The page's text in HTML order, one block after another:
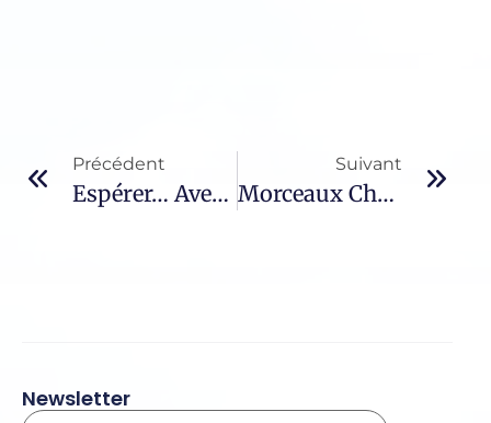
Précédent
Espérer… Avec Saint Augustin – 12
Suivant
Morceaux Choisis – 1303 / Léon XIV
Newsletter